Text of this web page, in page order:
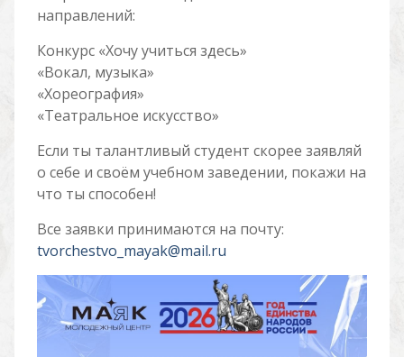
направлений:
Конкурс «Хочу учиться здесь»
«Вокал, музыка»
«Хореография»
«Театральное искусство»
Если ты талантливый студент скорее заявляй
о себе и своём учебном заведении, покажи на
что ты способен!
Все заявки принимаются на почту:
tvorchestvo_mayak@mail.ru